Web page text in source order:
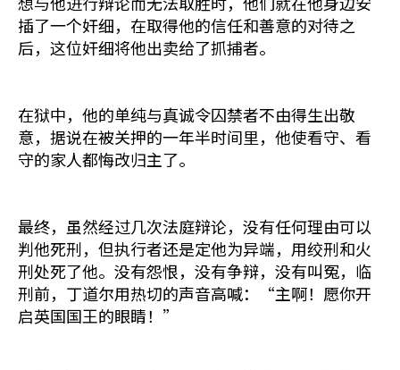
插了一个奸细，在取得他的信任和善意的对待之
后，这位奸细将他出卖给了抓捕者。
在狱中，他的单纯与真诚令囚禁者不由得生出敬
意，据说在被关押的一年半时间里，他使看守、看
守的家人都悔改归主了。
最终，虽然经过几次法庭辩论，没有任何理由可以
判他死刑，但执行者还是定他为异端，用绞刑和火
刑处死了他。没有怨恨，没有争辩，没有叫冤，临
刑前，丁道尔用热切的声音高喊：“主啊！愿你开
启英国国王的眼睛！”